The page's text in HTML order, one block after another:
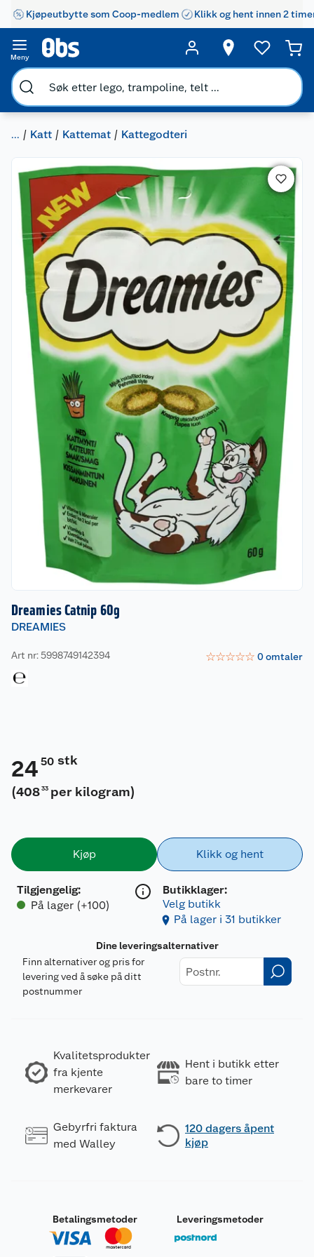
Kjøpeutbytte som Coop-medlem Klikk og hent innen 2
Meny
... Katt Kattemat Kattegodteri
Dreamies Catnip 60g
DREAMIES
Art nr: 5998749142394 ☆☆☆☆☆ 0omtaler
24 50 stk
(408 33 per kilogram)
Kjøp
Tilgjengelig:
På lager (+100)
Klikk og hent
Butikklager:
Velg butikk
På lager i 31 butikker
Dine leveringsalternativer
Finn alternativer og pris for
levering ved å søke på ditt
postnummer
Kvalitetsprodukter
fra kjente
merkevarer
Hent i butikk etter
bare to timer
Gebyrfri faktura
med Walley
120 dagers åpent
kjøp
Betalingsmetoder Leveringsmetoder